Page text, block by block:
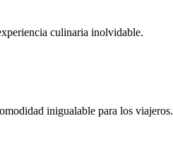
culinaria inolvidable.
inigualable para los viajeros.